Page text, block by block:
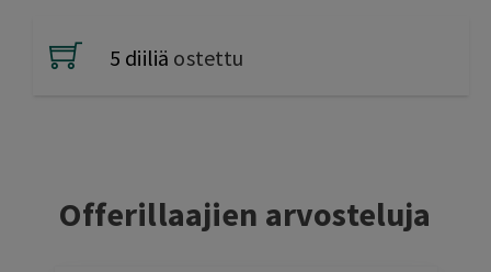
5 diiliä ostettu
Offerillaajien arvosteluja